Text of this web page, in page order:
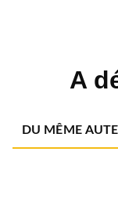
A
DU MÊME